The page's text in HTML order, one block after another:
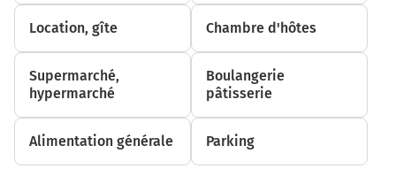
Continuer N6 (Quai Perrache) sur 400 mètres
Prendre à gauche et rejoindre M7 (Autoroute du
Soleil). Continuer sur 6,8 kilomètres
Autoroute du Soleil
9,6 km
Location, gîte Chambre d'hôtes
Supermarché,
hypermarché
Boulangerie
pâtisserie
Alimentation générale Parking